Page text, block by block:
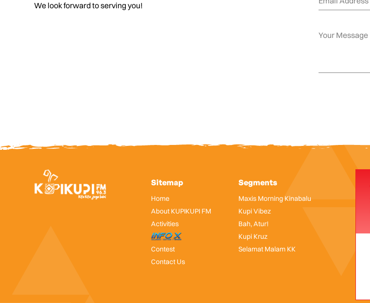
We look forward to serving you!
Sitemap
Home
About KUPIKUPI FM
Activities
InfoX
Contest
Contact Us
Segments
Maxis Morning Kinabalu
Kupi Vibez
Bah, Atur!
Kupi Kruz
Selamat Malam KK